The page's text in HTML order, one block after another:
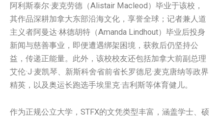
阿利斯泰尔·麦克劳德（Alistair Macleod）毕业于该校，
其作品深耕加拿大东部沿海文化，享誉全球；记者兼人道
主义者阿曼达·林德胡特（Amanda Lindhout）毕业后投身
新闻与慈善事业，即便遭遇绑架困境，获救后仍坚持公
益，传递正能量。此外，该校校友还包括加拿大前副总理
艾伦·J·麦凯琴、新斯科舍省前省长罗德尼·麦克唐纳等政界
精英，以及奥运长跑选手埃里克·吉利斯等体育健儿。
作为正规公立大学，STFX的文凭类型丰富，涵盖学士、硕